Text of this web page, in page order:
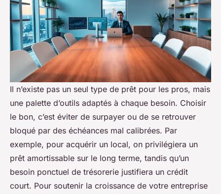
Il n’existe pas un seul type de prêt pour les pros, mais
une palette d’outils adaptés à chaque besoin. Choisir
le bon, c’est éviter de surpayer ou de se retrouver
bloqué par des échéances mal calibrées. Par
exemple, pour acquérir un local, on privilégiera un
prêt amortissable sur le long terme, tandis qu’un
besoin ponctuel de trésorerie justifiera un crédit
court. Pour soutenir la croissance de votre entreprise